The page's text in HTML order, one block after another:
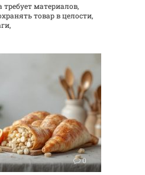
требует материалов,
товар в целости,
0